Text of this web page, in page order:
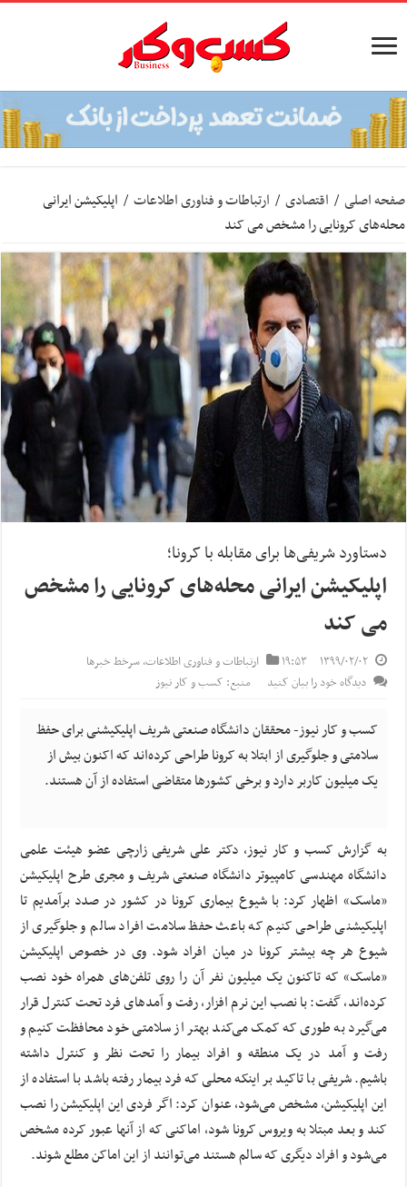
صفحه اصلی / اقتصادی / ارتباطات و فناوری اطلاعات / اپلیکیشن ایرانی
محله‌های کرونایی را مشخص می کند
دستاورد شریفی‌ها برای مقابله با کرونا؛
اپلیکیشن ایرانی محله‌های کرونایی را مشخص
می کند
۱۳۹۹/۰۲/۰۲ ۱۹:۵۳ ارتباطات و فناوری اطلاعات,سرخط خبرها
دیدگاه خود را بیان کنید
منبع: کسب و کار نیوز
کسب و کار نیوز- محققان دانشگاه صنعتی شریف اپلیکیشنی برای حفظ
سلامتی و جلوگیری از ابتلا به کرونا طراحی کرده‌اند که اکنون بیش از
یک میلیون کاربر دارد و برخی کشورها متقاضی استفاده از آن هستند.
به گزارش کسب و کار نیوز، دکتر علی شریفی زارچی عضو هیئت علمی
دانشگاه مهندسی کامپیوتر دانشگاه صنعتی شریف و مجری طرح اپلیکیشن
«ماسک» اظهار کرد: با شیوع بیماری کرونا در کشور در صدد برآمدیم تا
اپلیکیشنی طراحی کنیم که باعث حفظ سلامت افراد سالم و جلوگیری از
شیوع هر چه بیشتر کرونا در میان افراد شود. وی در خصوص اپلیکیشن
«ماسک» که تاکنون یک میلیون نفر آن را روی تلفن‌های همراه خود نصب
کرده‌اند، گفت: با نصب این نرم افزار، رفت و آمدهای فرد تحت کنترل قرار
می‌گیرد به طوری که کمک می‌کند بهتر از سلامتی خود محافظت کنیم و
رفت و آمد در یک منطقه و افراد بیمار را تحت نظر و کنترل داشته
باشیم. شریفی با تاکید بر اینکه محلی که فرد بیمار رفته باشد با استفاده از
این اپلیکیشن، مشخص می‌شود، عنوان کرد: اگر فردی این اپلیکیشن را نصب
کند و بعد مبتلا به ویروس کرونا شود، اماکنی که از آنها عبور کرده مشخص
می‌شود و افراد دیگری که سالم هستند می‌توانند از این اماکن مطلع شوند.